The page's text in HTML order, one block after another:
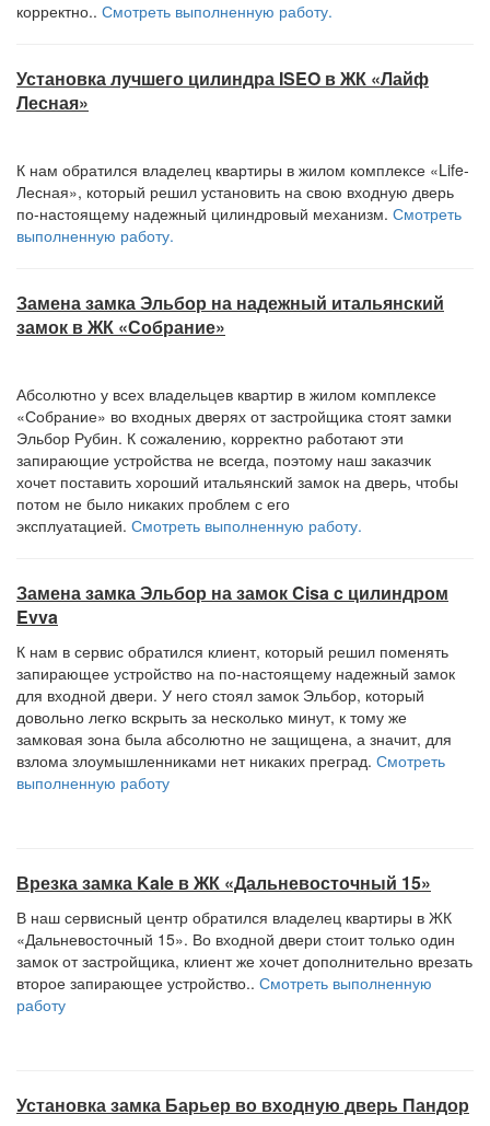
корректно.. Смотреть выполненную работу.
Установка лучшего цилиндра ISEO в ЖК «Лайф
Лесная»
К нам обратился владелец квартиры в жилом комплексе «Life-
Лесная», который решил установить на свою входную дверь
по-настоящему надежный цилиндровый механизм. Смотреть
выполненную работу.
Замена замка Эльбор на надежный итальянский
замок в ЖК «Собрание»
Абсолютно у всех владельцев квартир в жилом комплексе
«Собрание» во входных дверях от застройщика стоят замки
Эльбор Рубин. К сожалению, корректно работают эти
запирающие устройства не всегда, поэтому наш заказчик
хочет поставить хороший итальянский замок на дверь, чтобы
потом не было никаких проблем с его
эксплуатацией. Смотреть выполненную работу.
Замена замка Эльбор на замок Cisa c цилиндром
Evva
К нам в сервис обратился клиент, который решил поменять
запирающее устройство на по-настоящему надежный замок
для входной двери. У него стоял замок Эльбор, который
довольно легко вскрыть за несколько минут, к тому же
замковая зона была абсолютно не защищена, а значит, для
взлома злоумышленниками нет никаких преград. Смотреть
выполненную работу
Врезка замка Kale в ЖК «Дальневосточный 15»
В наш сервисный центр обратился владелец квартиры в ЖК
«Дальневосточный 15». Во входной двери стоит только один
замок от застройщика, клиент же хочет дополнительно врезать
второе запирающее устройство.. Смотреть выполненную
работу
Установка замка Барьер во входную дверь Пандор